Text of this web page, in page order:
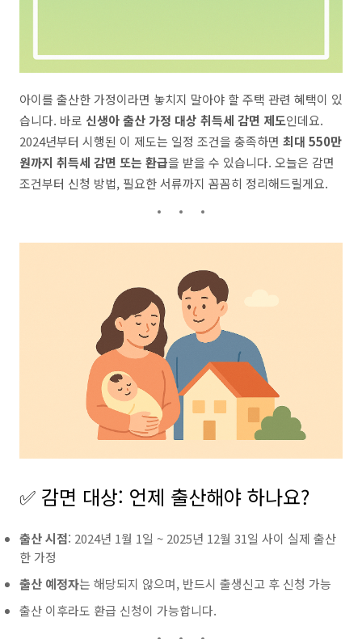
아이를 출산한 가정이라면 놓치지 말아야 할 주택 관련 혜택이 있
습니다. 바로 신생아 출산 가정 대상 취득세 감면 제도인데요.
2024년부터 시행된 이 제도는 일정 조건을 충족하면 최대 550만
원까지 취득세 감면 또는 환급을 받을 수 있습니다. 오늘은 감면
조건부터 신청 방법, 필요한 서류까지 꼼꼼히 정리해드릴게요.
✅ 감면 대상: 언제 출산해야 하나요?
출산 시점: 2024년 1월 1일 ~ 2025년 12월 31일 사이 실제 출산
한 가정
출산 예정자는 해당되지 않으며, 반드시 출생신고 후 신청 가능
출산 이후라도 환급 신청이 가능합니다.